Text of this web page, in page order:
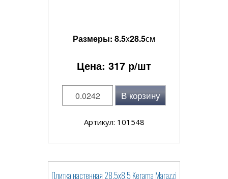
Размеры: 8.5x28.5см
Цена: 317 р/шт
В корзину
Артикул: 101548
Плитка настенная 28.5x8.5 Kerama Marazzi